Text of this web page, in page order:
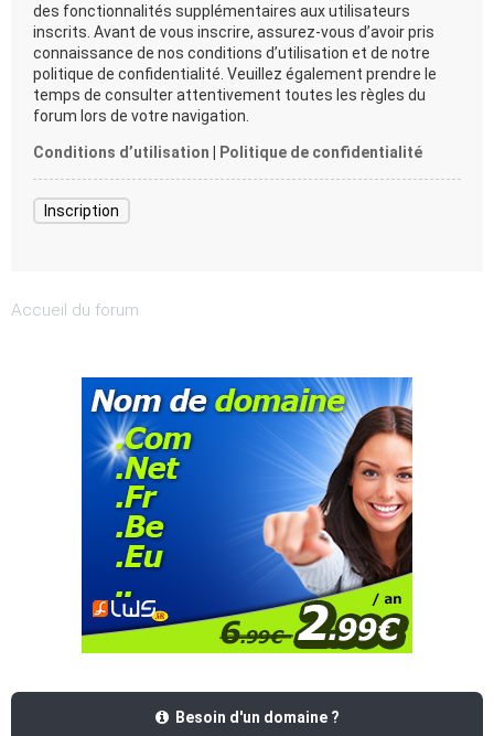
des fonctionnalités supplémentaires aux utilisateurs
inscrits. Avant de vous inscrire, assurez-vous d’avoir pris
connaissance de nos conditions d’utilisation et de notre
politique de confidentialité. Veuillez également prendre le
temps de consulter attentivement toutes les règles du
forum lors de votre navigation.
Conditions d’utilisation Politique de confidentialité
Inscription
Accueil du forum
Besoin d'un domaine ?